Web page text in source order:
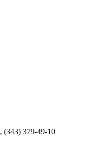
, (343) 379-49-10